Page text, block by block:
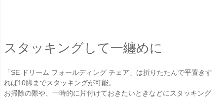
スタッキングして一纏めに
「SE ドリーム フォールディング チェア」は折りたたんで平置きす
れば10脚までスタッキングが可能。
お掃除の際や、一時的に片付けておきたいときなどにスタッキング